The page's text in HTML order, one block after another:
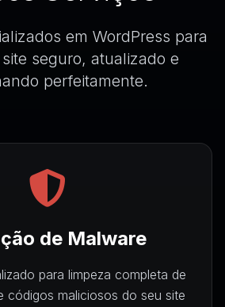
em WordPress para
seguro, atualizado e
perfeitamente.
de Malware
para limpeza completa de
códigos maliciosos do seu site